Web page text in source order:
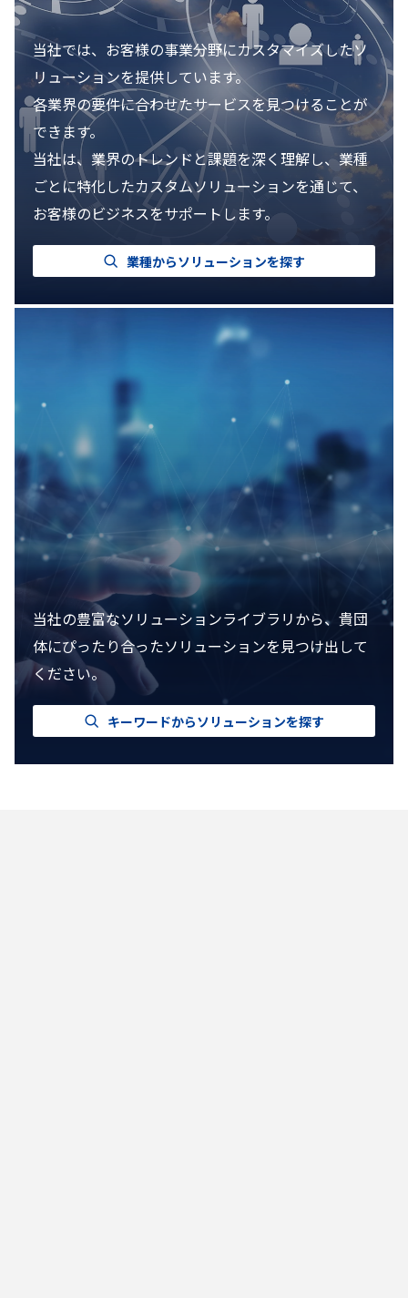
当社では、お客様の事業分野にカスタマイズしたソ
リューションを提供しています。
各業界の要件に合わせたサービスを見つけることが
できます。
当社は、業界のトレンドと課題を深く理解し、業種
ごとに特化したカスタムソリューションを通じて、
お客様のビジネスをサポートします。
業種からソリューションを探す
当社の豊富なソリューションライブラリから、貴団
体にぴったり合ったソリューションを見つけ出して
ください。
キーワードからソリューションを探す